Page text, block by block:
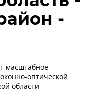
-
масштабное
оптической
области